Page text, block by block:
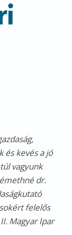
és kevés a jó
vagyunk
dr.
felelős
Magyar Ipar